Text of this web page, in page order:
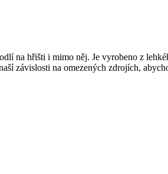
na hřišti i mimo něj. Je vyrobeno z
závislosti na omezených zdrojích,